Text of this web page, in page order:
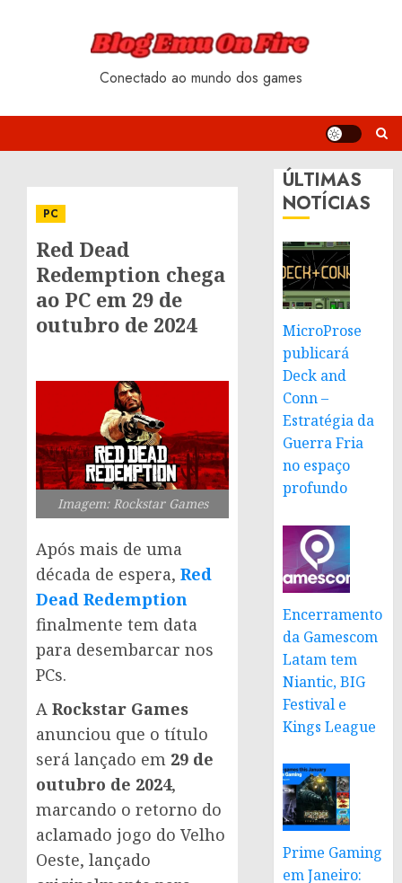
Conectado ao mundo dos games
PC
Red Dead
Redemption chega
ao PC em 29 de
outubro de 2024
Imagem: Rockstar Games
Após mais de uma
década de espera, Red
Dead Redemption
finalmente tem data
para desembarcar nos
PCs.
A Rockstar Games
anunciou que o título
será lançado em 29 de
outubro de 2024,
marcando o retorno do
aclamado jogo do Velho
Oeste, lançado
ÚLTIMAS
NOTÍCIAS
MicroProse
publicará
Deck and
Conn –
Estratégia da
Guerra Fria
no espaço
profundo
Encerramento
da Gamescom
Latam tem
Niantic, BIG
Festival e
Kings League
Prime Gaming
em Janeiro: